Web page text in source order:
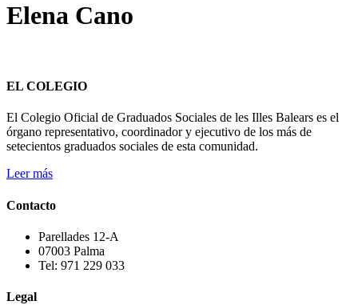
Elena Cano
EL COLEGIO
El Colegio Oficial de Graduados Sociales de les Illes Balears es el
órgano representativo, coordinador y ejecutivo de los más de
setecientos graduados sociales de esta comunidad.
Leer más
Contacto
Parellades 12-A
07003 Palma
Tel: 971 229 033
Legal